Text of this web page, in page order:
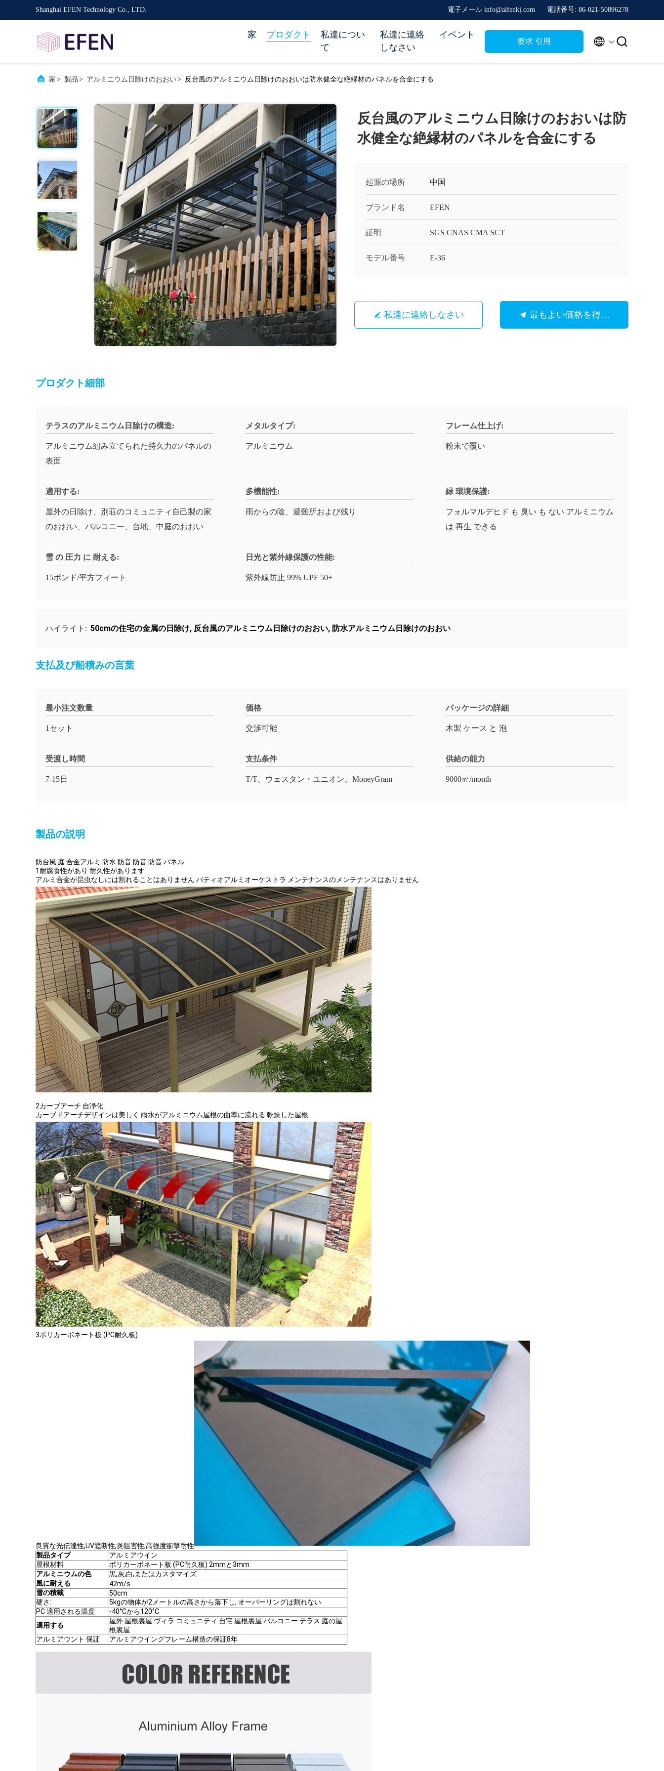
Shanghai EFEN Technology Co., LTD. 電子メール info@aifenkj.com 電話番号: 86-021-50896278
家 プロダクト
私達につい
て
私達に連絡
しなさい
イベント
要求 引用  
家 > 製品 > アルミニウム日除けのおおい> 反台風のアルミニウム日除けのおおいは防水健全な絶縁材のパネルを合金にする
反台風のアルミニウム日除けのおおいは防
水健全な絶縁材のパネルを合金にする
起源の場所 中国
ブランド名 EFEN
証明 SGS CNAS CMA SCT
モデル番号 E-36
私達に連絡しなさい 最もよい価格を得なさい
プロダクト細部
テラスのアルミニウム日除けの構造:
アルミニウム組み立てられた持久力のパネルの
表面
メタルタイプ:
アルミニウム
フレーム仕上げ:
粉末で覆い
適用する:
屋外の日除け、別荘のコミュニティ自己製の家
のおおい、バルコニー、台地、中庭のおおい
多機能性:
雨からの陰、避難所および残り
緑 環境保護:
フォルマルデヒド も 臭い も ない アルミニウム
は 再生 できる
雪 の 圧力 に 耐える:
15ポンド/平方フィート
日光と紫外線保護の性能:
紫外線防止 99% UPF 50+
ハイライト: 50cmの住宅の金属の日除け, 反台風のアルミニウム日除けのおおい, 防水アルミニウム日除けのおおい
支払及び船積みの言葉
最小注文数量
1セット
価格
交渉可能
パッケージの詳細
木製 ケース と 泡
受渡し時間
7-15日
支払条件
T/T、ウェスタン・ユニオン、MoneyGram
供給の能力
9000㎡/month
製品の説明
防台風 庭 合金アルミ 防水 防音 防音 防音 パネル
1耐腐食性があり 耐久性があります
アルミ合金が昆虫なしには割れることはありません パティオアルミオーケストラ メンテナンスのメンテナンスはありません
2カーブアーチ 自浄化
カーブドアーチデザインは美しく 雨水がアルミニウム屋根の曲率に流れる 乾燥した屋根
3ポリカーボネート板 (PC耐久板)
良質な光伝達性,UV遮断性,炎阻害性,高強度衝撃耐性
製品タイプ
アルミアウイン
屋根材料
ポリカーボネート板 (PC耐久板) 2mmと3mm
アルミニウムの色
黒,灰,白,またはカスタマイズ
風に耐える
42m/s
雪の積載
50cm
硬さ:
5kgの物体が2メートルの高さから落下し, オーバーリングは割れない
PC 適用される温度
-40°Cから120°C
適用する
屋外 屋根裏屋 ヴィラ コミュニティ 自宅 屋根裏屋 バルコニー テラス 庭の屋
根裏屋
アルミアウント 保証
アルミアウイングフレーム構造の保証8年